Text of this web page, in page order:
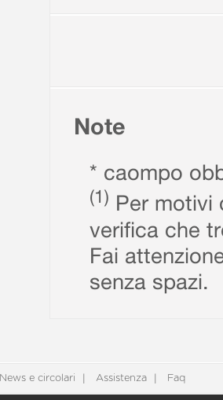
Note
* caompo
(1) Per motivi
verifica che
Fai
senza spazi.
News e circolari Assistenza Faq